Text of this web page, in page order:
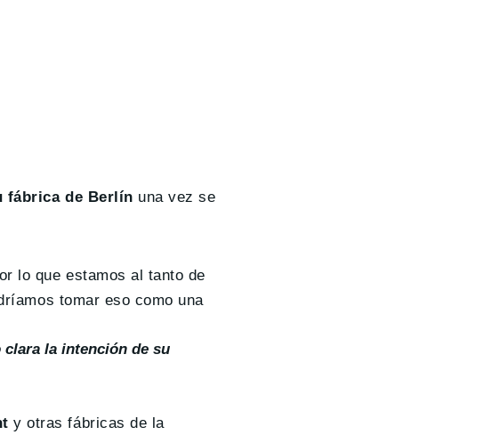
fábrica de Berlín una vez se
lo que estamos al tanto de
tomar eso como una
clara la intención de su
y otras fábricas de la